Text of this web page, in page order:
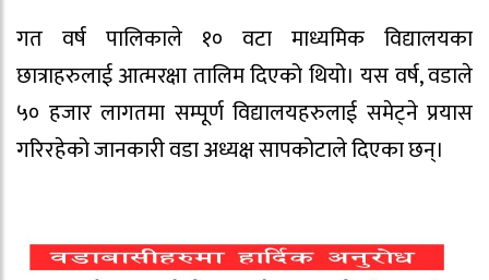
गत वर्ष पालिकाले १० वटा माध्यमिक विद्यालयका
छात्राहरुलाई आत्मरक्षा तालिम दिएको थियो। यस वर्ष, वडाले
५० हजार लागतमा सम्पूर्ण विद्यालयहरुलाई समेट्ने प्रयास
गरिरहेको जानकारी वडा अध्यक्ष सापकोटाले दिएका छन्।